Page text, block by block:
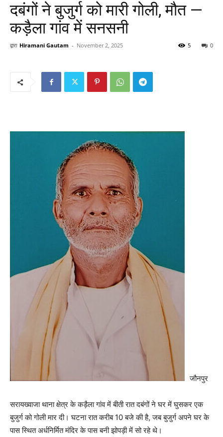
दबंगों ने बुजुर्ग को मारी गोली, मौत —
कड़ैला गांव में सनसनी
द्वारा Hiramani Gautam - November 2, 2025 0
5
जौनपुर
सरायख्वाजा थाना क्षेत्र के कड़ैला गांव में बीती रात दबंगों ने घर में घुसकर एक
बुजुर्ग को गोली मार दी। घटना रात करीब 10 बजे की है, जब बुजुर्ग अपने घर के
पास स्थित अर्धनिर्मित मंदिर के पास बनी झोपड़ी में सो रहे थे।